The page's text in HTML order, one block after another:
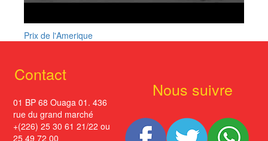
Prix de l'Amerique
Contact
01 BP 68 Ouaga 01. 436
rue du grand marché
+(226) 25 30 61 21/22 ou
25 49 72 00
Nous suivre